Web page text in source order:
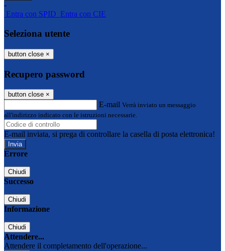
-
Entra con SPID Entra con CIE
Seleziona utente
button close ×
Recupero password
button close ×
E-mail Verrà inviato un messaggio
all'indirizzo indicato con le istruzioni necessarie.
E-mail inviata, si prega di controllare la casella di posta elettronica!
Errore
Chiudi
Successo
Chiudi
Informazione
Chiudi
Attendere...
Attendere il completamento dell'operazione...